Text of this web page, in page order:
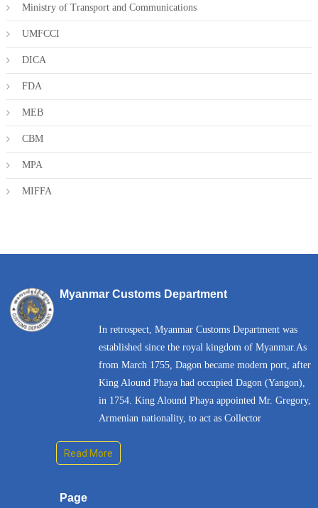
Ministry of Transport and Communications
UMFCCI
DICA
FDA
MEB
CBM
MPA
MIFFA
Myanmar Customs Department
In retrospect, Myanmar Customs Department was
established since the royal kingdom of Myanmar.As
from March 1755, Dagon became modern port, after
King Alound Phaya had occupied Dagon (Yangon),
in 1754. King Alound Phaya appointed Mr. Gregory,
Armenian nationality, to act as Collector
Read More
Page